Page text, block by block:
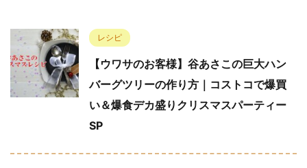
レシピ
【ウワサのお客様】谷あさこの巨大ハン
バーグツリーの作り方｜コストコで爆買
い＆爆食デカ盛りクリスマスパーティー
SP